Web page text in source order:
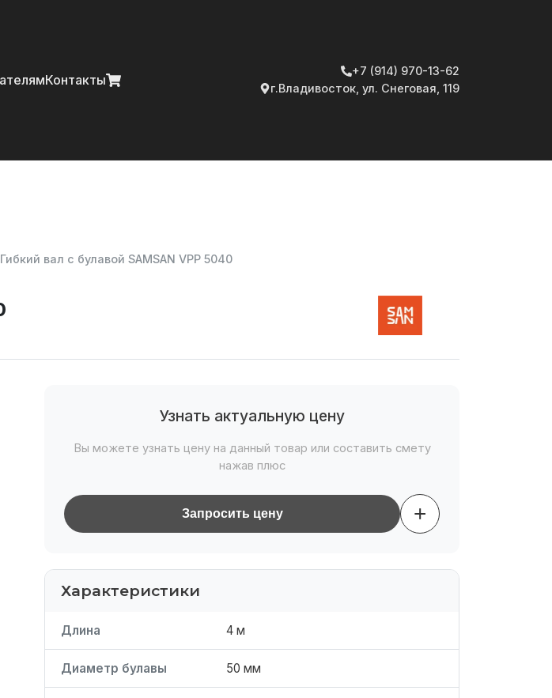
Контакты
+7 (914) 970-13-62
г.Владивосток, ул. Снеговая, 119
Гибкий вал с булавой SAMSAN VPP 5040
Узнать актуальную цену
Вы можете узнать цену на данный товар или составить смету
нажав плюс
Запросить цену +
Характеристики
Длина 4 м
Диаметр булавы 50 мм